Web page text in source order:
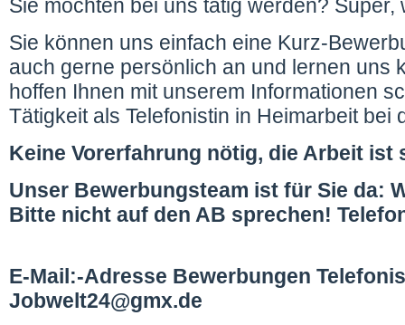
Sie möchten bei uns tätig werden?
Sie können uns einfach eine Kurz-
auch gerne persönlich an und lernen uns
hoffen Ihnen mit unserem Informationen
Tätigkeit als Telefonistin in Heimarbeit
Keine Vorerfahrung nötig, die Arbeit ist
Unser Bewerbungsteam ist für Sie da:
Bitte nicht auf den AB sprechen!
E-Mail:-Adresse Bewerbungen
Jobwelt24@gmx.de